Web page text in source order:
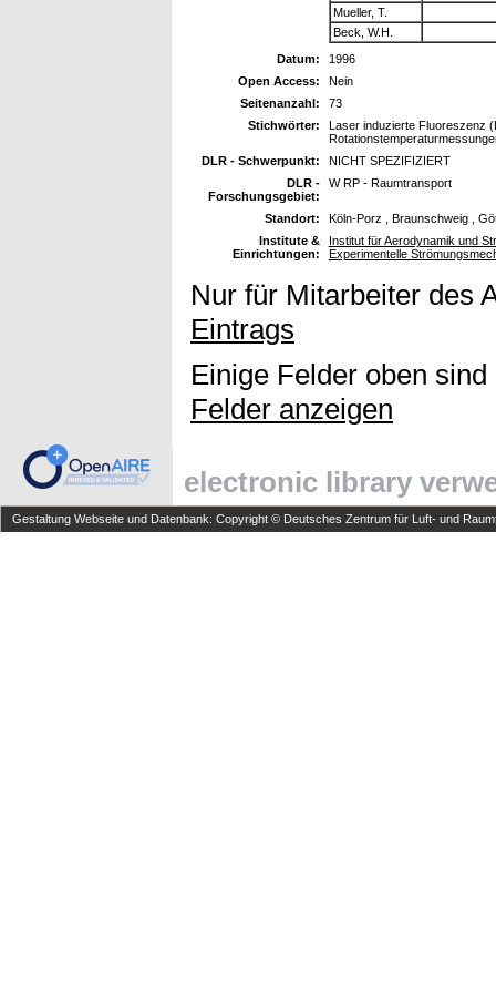
Mueller, T.
Beck, W.H.
Datum:
1996
Open Access:
Nein
Seitenanzahl:
73
Stichwörter:
Laser induzierte Fluoreszenz
DLR - Schwerpunkt:
NICHT SPEZIFIZIERT
DLR -
Forschungsgebiet:
W RP - Raumtransport
Standort:
Köln-Porz , Braunschweig ,
Institute &
Einrichtungen:
Institut für Aerodynamik und
Experimentelle
Nur für Mitarbeiter des
Eintrags
Einige Felder oben
Felder anzeigen
electronic library
Gestaltung Webseite und Datenbank: Copyright © Deutsches Zentrum für Luft- und